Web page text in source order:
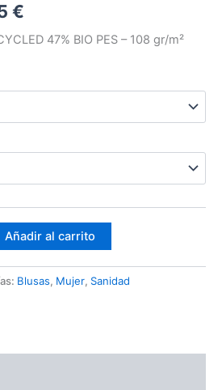
€
47% BIO PES – 108 gr/m²
Añadir al carrito
Blusas, Mujer, Sanidad